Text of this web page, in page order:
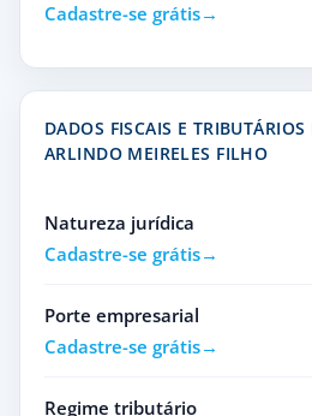
Cadastre-se grátis
DADOS FISCAIS E
ARLINDO MEIRELES FILHO
Natureza jurídica
Cadastre-se grátis
Porte empresarial
Cadastre-se grátis
Regime tributário